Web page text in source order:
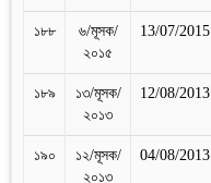
১৮৮
৬/মূসক/
২০১৫
13/07/2015
১৮৯
১৩/মূসক/
২০১৩
12/08/2013
১৯০
১২/মূসক/
২০১৩
04/08/2013